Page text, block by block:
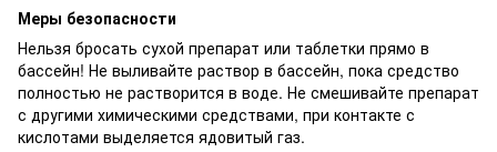
Меры безопасности
Нельзя бросать сухой препарат или таблетки прямо в
бассейн! Не выливайте раствор в бассейн, пока средство
полностью не растворится в воде. Не смешивайте препарат
с другими химическими средствами, при контакте с
кислотами выделяется ядовитый газ.